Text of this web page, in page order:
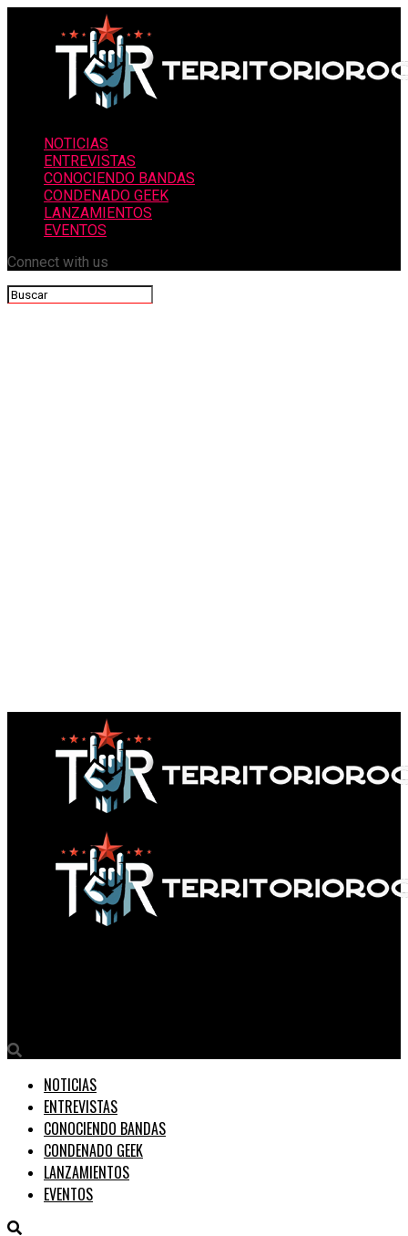
NOTICIAS
ENTREVISTAS
CONOCIENDO BANDAS
CONDENADO GEEK
LANZAMIENTOS
EVENTOS
Connect with us
NOTICIAS
ENTREVISTAS
CONOCIENDO BANDAS
CONDENADO GEEK
LANZAMIENTOS
EVENTOS